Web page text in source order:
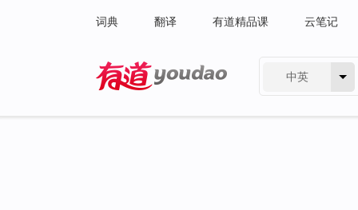
词典 翻译 有道精品课 云笔记
中英